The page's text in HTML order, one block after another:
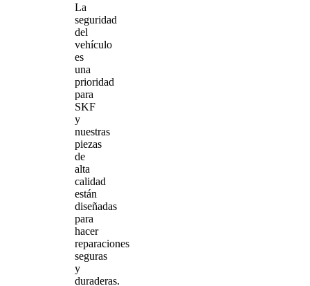
La
seguridad
del
vehículo
es
una
prioridad
para
SKF
y
nuestras
piezas
de
alta
calidad
están
diseñadas
para
hacer
reparaciones
seguras
y
duraderas.